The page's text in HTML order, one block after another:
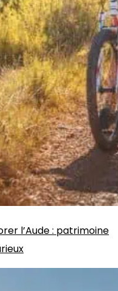
l’Aude : patrimoine